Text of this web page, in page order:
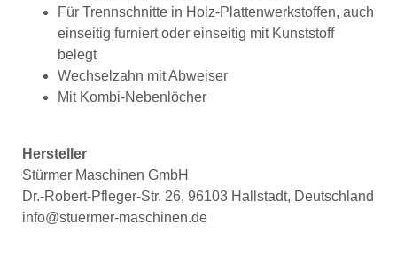
Für Trennschnitte in Holz-Plattenwerkstoffen, auch
einseitig furniert oder einseitig mit Kunststoff
belegt
Wechselzahn mit Abweiser
Mit Kombi-Nebenlöcher
Hersteller
Stürmer Maschinen GmbH
Dr.-Robert-Pfleger-Str. 26, 96103 Hallstadt, Deutschland
info@stuermer-maschinen.de